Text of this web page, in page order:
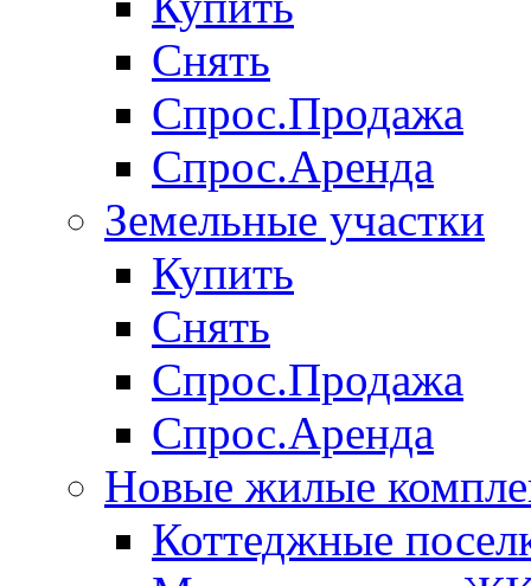
Снять
Спрос.Продажа
Спрос.Аренда
Земельные участки
Купить
Снять
Спрос.Продажа
Спрос.Аренда
Новые жилые
Коттеджные